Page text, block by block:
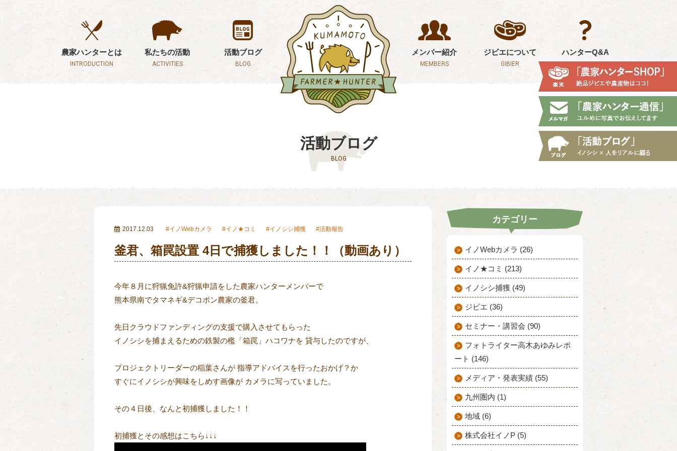
農家ハンターとは
INTRODUCTION
私たちの活動
ACTIVITIES
活動ブログ
BLOG
メンバー紹介
MEMBERS
ジビエについて
GIBIER
ハンターQ&A
活動ブログ
BLOG
2017.12.03 イノWebカメラ イノ★コミ イノシシ捕獲 活動報告
釜君、箱罠設置 4日で捕獲しました！！（動画あり）
今年８月に狩猟免許&狩猟申請をした農家ハンターメンバーで
熊本県南でタマネギ&デコポン農家の釜君。
先日クラウドファンディングの支援で購入させてもらった
イノシシを捕まえるための鉄製の檻「箱罠」ハコワナを 貸与したのですが、
プロジェクトリーダーの稲葉さんが 指導アドバイスを行ったおかげ？か
すぐにイノシシが興味をしめす画像が カメラに写っていました。
その４日後、なんと初捕獲しました！！
初捕獲とその感想はこちら↓↓↓
カテゴリー
イノWebカメラ (26)
イノ★コミ (213)
イノシシ捕獲 (49)
ジビエ (36)
セミナー・講習会 (90)
フォトライター高木あゆみレポ
ート (146)
メディア・発表実績 (55)
九州圏内 (1)
地域 (6)
株式会社イノP (5)